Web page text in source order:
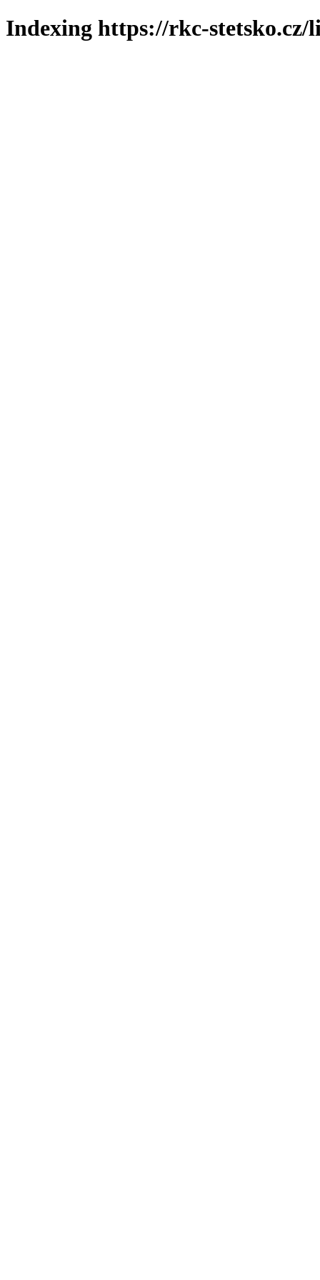
Indexing https://rkc-stetsko.cz/